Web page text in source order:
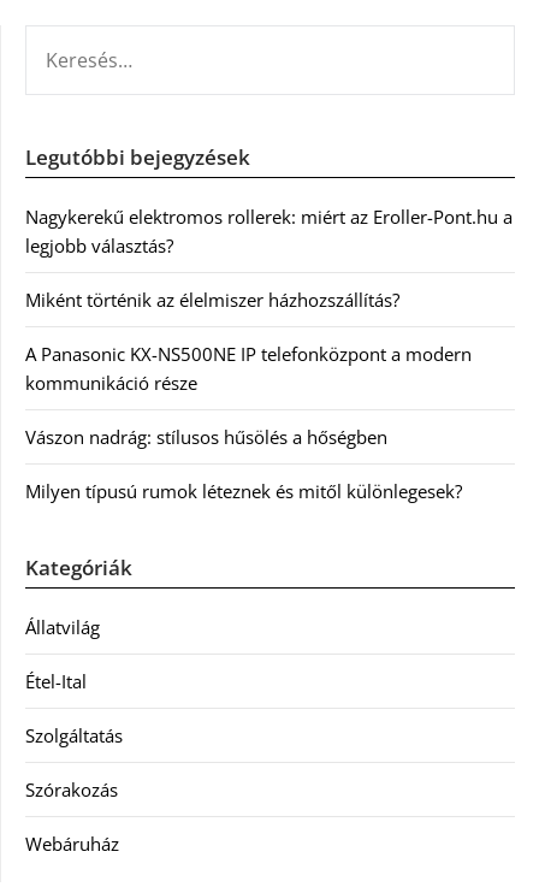
Legutóbbi bejegyzések
Nagykerekű elektromos rollerek: miért az Eroller-Pont.hu a
legjobb választás?
Miként történik az élelmiszer házhozszállítás?
A Panasonic KX-NS500NE IP telefonközpont a modern
kommunikáció része
Vászon nadrág: stílusos hűsölés a hőségben
Milyen típusú rumok léteznek és mitől különlegesek?
Kategóriák
Állatvilág
Étel-Ital
Szolgáltatás
Szórakozás
Webáruház